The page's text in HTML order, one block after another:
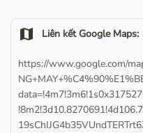
map Liên kết Google Maps:
https://www.google.com/